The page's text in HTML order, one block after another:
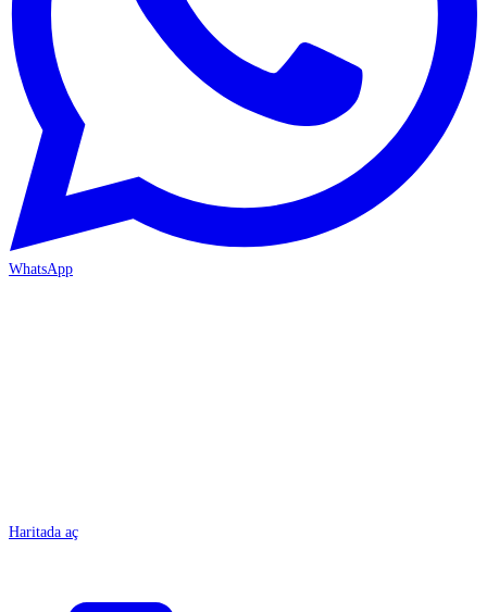
WhatsApp
Haritada aç